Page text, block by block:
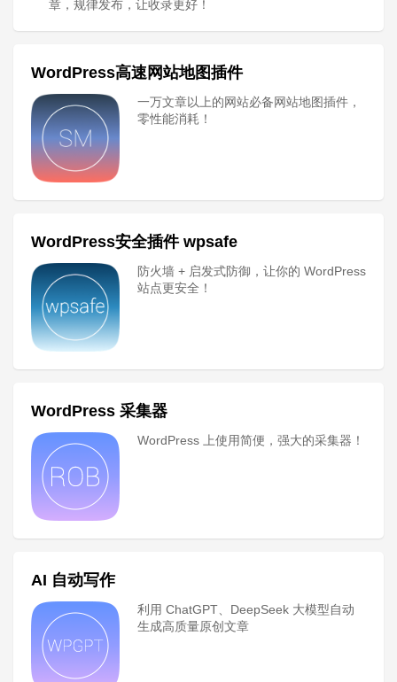
章，规律发布，让收录更好！
WordPress高速网站地图插件
一万文章以上的网站必备网站地图插件，
零性能消耗！
WordPress安全插件 wpsafe
防火墙 + 启发式防御，让你的 WordPress
站点更安全！
WordPress 采集器
WordPress 上使用简便，强大的采集器！
AI 自动写作
利用 ChatGPT、DeepSeek 大模型自动
生成高质量原创文章